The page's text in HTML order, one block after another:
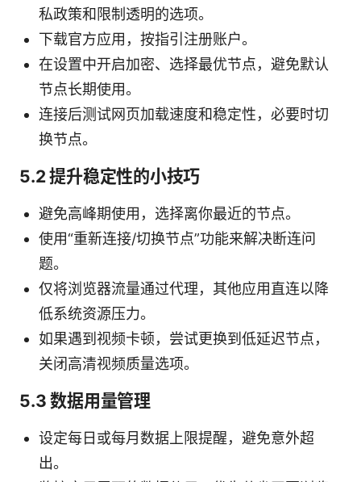
私政策和限制透明的选项。
下载官方应用，按指引注册账户。
在设置中开启加密、选择最优节点，避免默认
节点长期使用。
连接后测试网页加载速度和稳定性，必要时切
换节点。
5.2 提升稳定性的小技巧
避免高峰期使用，选择离你最近的节点。
使用“重新连接/切换节点”功能来解决断连问
题。
仅将浏览器流量通过代理，其他应用直连以降
低系统资源压力。
如果遇到视频卡顿，尝试更换到低延迟节点，
关闭高清视频质量选项。
5.3 数据用量管理
设定每日或每月数据上限提醒，避免意外超
出。